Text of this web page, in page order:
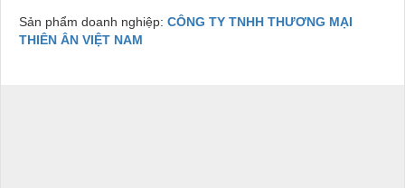
Sản phẩm doanh nghiệp: CÔNG TY TNHH THƯƠNG MẠI
THIÊN ÂN VIỆT NAM